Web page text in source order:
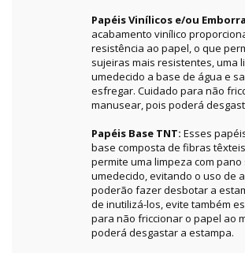
Papéis Vinílicos e/ou
acabamento vinílico
resistência ao papel, o que
sujeiras mais resistentes, uma
umedecido a base de água e
esfregar. Cuidado para não
manusear, pois poderá
Papéis Base TNT: Esses
base composta de fibras
permite uma limpeza com pano
umedecido, evitando o uso de
poderão fazer desbotar a
de inutilizá-los, evite também
para não friccionar o papel ao
poderá desgastar a estampa.